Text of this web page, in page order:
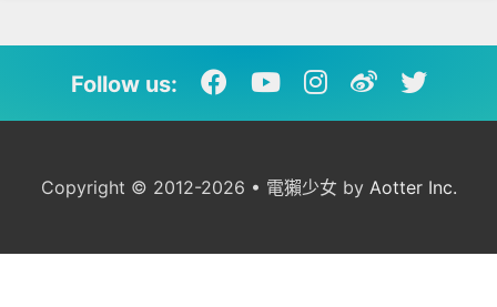
Follow us:
Copyright © 2012-2026 • 電獺少女 by Aotter Inc.